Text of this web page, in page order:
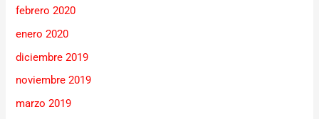
febrero 2020
enero 2020
diciembre 2019
noviembre 2019
marzo 2019